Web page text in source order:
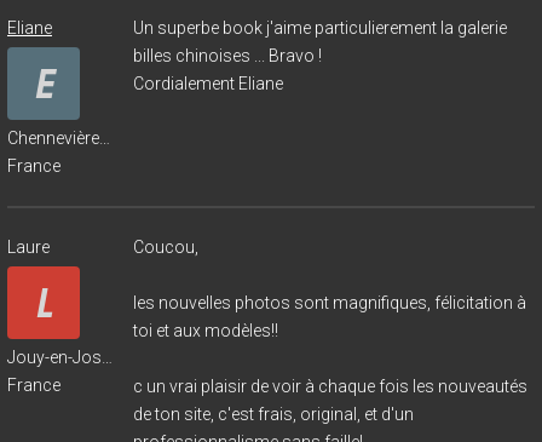
Eliane
France
Un superbe book j'aime particulierement la galerie
billes chinoises ... Bravo !
Cordialement Eliane
Laure
France
Coucou,
les nouvelles photos sont magnifiques, félicitation à
toi et aux modèles!!
c un vrai plaisir de voir à chaque fois les nouveautés
de ton site, c'est frais, original, et d'un